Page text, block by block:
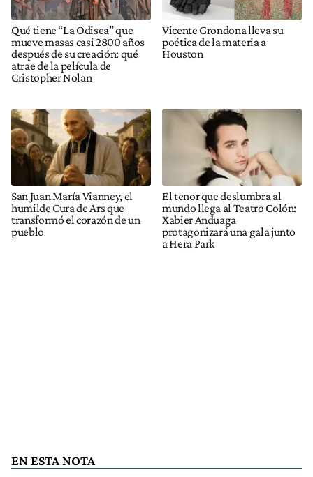
Qué tiene “La Odisea” que
mueve masas casi 2800 años
después de su creación: qué
atrae de la película de
Cristopher Nolan
Vicente Grondona lleva su
poética de la materia a
Houston
San Juan María Vianney, el
humilde Cura de Ars que
transformó el corazón de un
pueblo
El tenor que deslumbra al
mundo llega al Teatro Colón:
Xabier Anduaga
protagonizará una gala junto
a Hera Park
EN ESTA NOTA